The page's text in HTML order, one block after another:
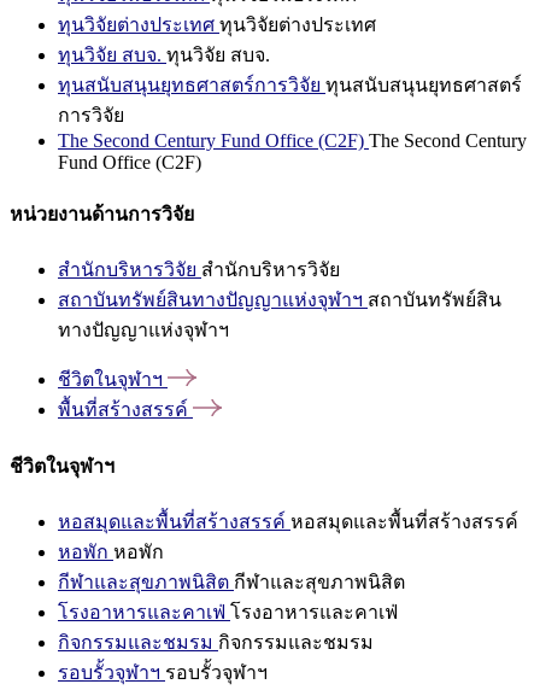
ทุนวิจัยต่างประเทศ ทุนวิจัยต่างประเทศ
ทุนวิจัย สบจ. ทุนวิจัย สบจ.
ทุนสนับสนุนยุทธศาสตร์การวิจัย ทุนสนับสนุนยุทธศาสตร์
การวิจัย
The Second Century Fund Office (C2F) The Second Century
Fund Office (C2F)
หน่วยงานด้านการวิจัย
สำนักบริหารวิจัย สำนักบริหารวิจัย
สถาบันทรัพย์สินทางปัญญาแห่งจุฬาฯ สถาบันทรัพย์สิน
ทางปัญญาแห่งจุฬาฯ
ชีวิตในจุฬาฯ
พื้นที่สร้างสรรค์
ชีวิตในจุฬาฯ
หอสมุดและพื้นที่สร้างสรรค์ หอสมุดและพื้นที่สร้างสรรค์
หอพัก หอพัก
กีฬาและสุขภาพนิสิต กีฬาและสุขภาพนิสิต
โรงอาหารและคาเฟ่ โรงอาหารและคาเฟ่
กิจกรรมและชมรม กิจกรรมและชมรม
รอบรั้วจุฬาฯ รอบรั้วจุฬาฯ